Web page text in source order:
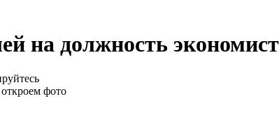
на должность
фото